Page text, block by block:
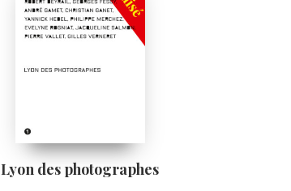
Lyon des photographes